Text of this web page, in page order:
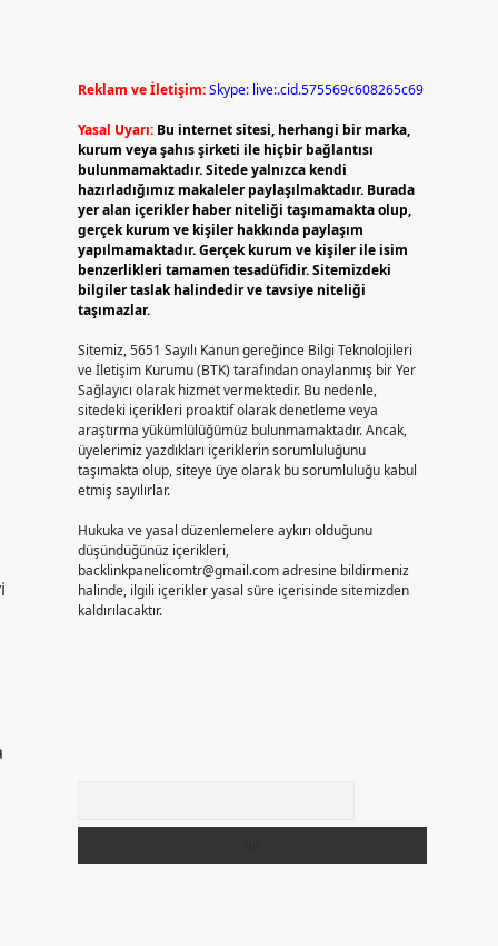
Reklam ve İletişim:Skype: live:.cid.575569c608265c69
Yasal Uyarı: Bu internet sitesi, herhangi bir marka,
kurum veya şahıs şirketi ile hiçbir bağlantısı
bulunmamaktadır. Sitede yalnızca kendi
hazırladığımız makaleler paylaşılmaktadır. Burada
yer alan içerikler haber niteliği taşımamakta olup,
gerçek kurum ve kişiler hakkında paylaşım
yapılmamaktadır. Gerçek kurum ve kişiler ile isim
benzerlikleri tamamen tesadüfidir. Sitemizdeki
bilgiler taslak halindedir ve tavsiye niteliği
taşımazlar.
Sitemiz, 5651 Sayılı Kanun gereğince Bilgi Teknolojileri
ve İletişim Kurumu (BTK) tarafından onaylanmış bir Yer
Sağlayıcı olarak hizmet vermektedir. Bu nedenle,
sitedeki içerikleri proaktif olarak denetleme veya
araştırma yükümlülüğümüz bulunmamaktadır. Ancak,
üyelerimiz yazdıkları içeriklerin sorumluluğunu
taşımakta olup, siteye üye olarak bu sorumluluğu kabul
etmiş sayılırlar.
Hukuka ve yasal düzenlemelere aykırı olduğunu
düşündüğünüz içerikleri,
backlinkpanelicomtr@gmail.comadresine bildirmeniz
halinde, ilgili içerikler yasal süre içerisinde sitemizden
kaldırılacaktır.